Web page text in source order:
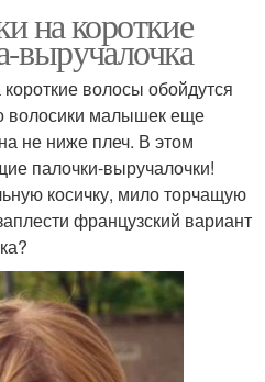
на короткие
выручалочка
волосы обойдутся
волосики малышек еще
не ниже плеч. В этом
палочки-выручалочки!
косичку, мило торчащую
французский вариант